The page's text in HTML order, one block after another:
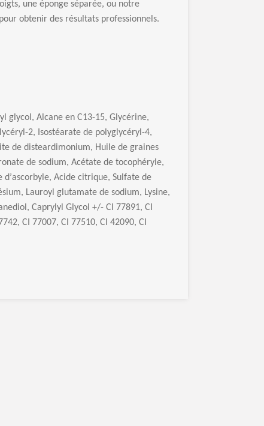
une éponge séparée, ou notre
obtenir des résultats professionnels.
glycol, Alcane en C13-15, Glycérine,
éryl-2, Isostéarate de polyglycéryl-4,
de disteardimonium, Huile de graines
de sodium, Acétate de tocophéryle,
d’ascorbyle, Acide citrique, Sulfate de
sium, Lauroyl glutamate de sodium, Lysine,
Caprylyl Glycol +/- CI 77891, CI
CI 77007, CI 77510, CI 42090, CI